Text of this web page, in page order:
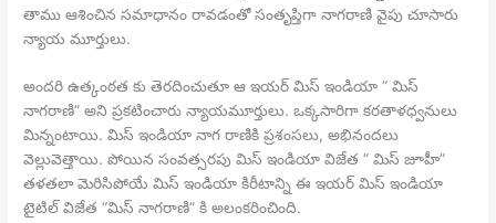
తాము ఆశించిన సమాధానం రావడంతో సంతృప్తిగా నాగరాణి వైపు చూసారు
న్యాయ మూర్తులు.
అందరి ఉత్కంఠత కు తెరదించుతూ ఆ ఇయర్ మిస్ ఇండియా ” మిస్
నాగరాణి” అని ప్రకటించారు న్యాయమూర్తులు. ఒక్కసారిగా కరతాళధ్వనులు
మిన్నంటాయి. మిస్ ఇండియా నాగ రాణికి ప్రశంసలు, అభినందలు
వెల్లువెత్తాయి. పోయిన సంవత్సరపు మిస్ ఇండియా విజేత ” మిస్ జూహీ”
తళతలా మెరిసిపోయే మిస్ ఇండియా కిరీటాన్ని ఈ ఇయర్ మిస్ ఇండియా
టైటిల్ విజేత “మిస్ నాగరాణి” కి అలంకరించింది.